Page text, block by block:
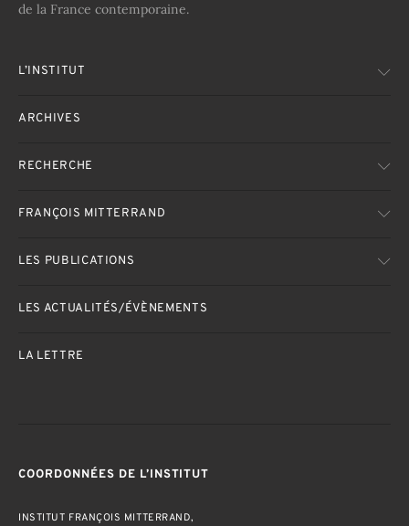
de la France contemporaine.
L’INSTITUT
ARCHIVES
RECHERCHE
FRANÇOIS MITTERRAND
LES PUBLICATIONS
LES ACTUALITÉS/ÉVÈNEMENTS
LA LETTRE
COORDONNÉES DE L’INSTITUT
INSTITUT FRANÇOIS MITTERRAND,